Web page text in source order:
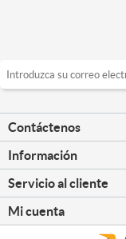
Contáctenos
Información
Servicio al cliente
Mi cuenta